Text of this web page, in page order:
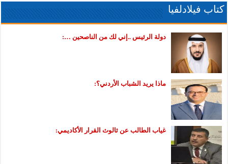
كتاب فيلادلفيا
دولة الرئيس ..إني لك من الناصحين …:
ماذا يريد الشباب الأردني؟:
غياب الطالب عن ثالوث القرار الأكاديمي: